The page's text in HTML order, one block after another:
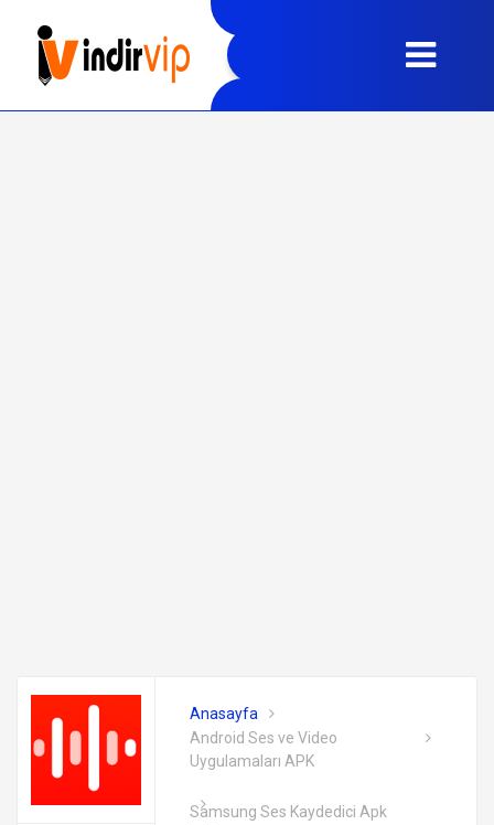
Anasayfa
Android Ses ve Video
Uygulamaları APK
Samsung Ses Kaydedici Apk